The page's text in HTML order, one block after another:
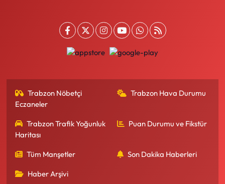
Trabzon Nöbetçi
Eczaneler
Trabzon Hava Durumu
Trabzon Trafik Yoğunluk
Haritası
Puan Durumu ve Fikstür
Tüm Manşetler Son Dakika Haberleri
Haber Arşivi